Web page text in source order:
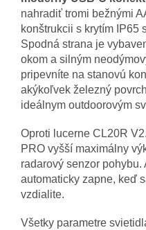
nahradiť tromi bežnými
konštrukcii s krytím IP65
Spodná strana je
okom a silným
pripevníte na stanovú
akýkoľvek železný
ideálnym outdoorovým
Oproti lucerne CL20R
PRO vyšší maximálny
radarový senzor pohybu.
automaticky zapne, keď
vzdialite.
Všetky parametre